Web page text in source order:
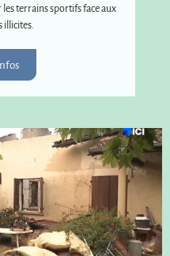
terrains sportifs face aux
illicites.